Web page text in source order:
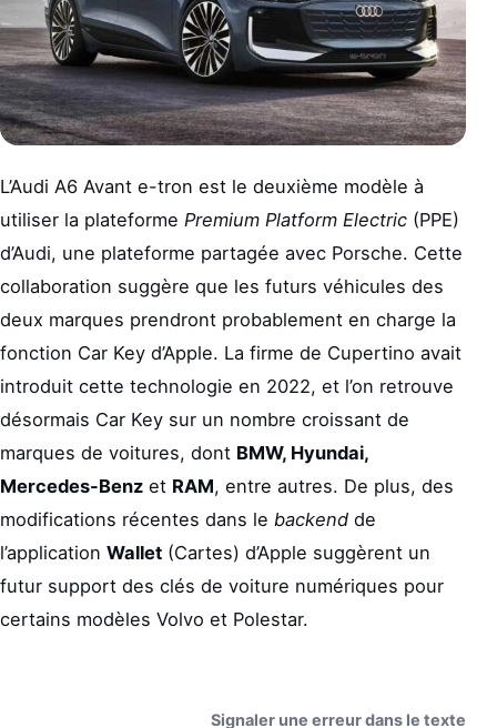
L’Audi A6 Avant e-tron est le deuxième modèle à
utiliser la plateforme Premium Platform Electric (PPE)
d’Audi, une plateforme partagée avec Porsche. Cette
collaboration suggère que les futurs véhicules des
deux marques prendront probablement en charge la
fonction Car Key d’Apple. La firme de Cupertino avait
introduit cette technologie en 2022, et l’on retrouve
désormais Car Key sur un nombre croissant de
marques de voitures, dont BMW, Hyundai,
Mercedes-Benz et RAM, entre autres. De plus, des
modifications récentes dans le backend de
l’application Wallet (Cartes) d’Apple suggèrent un
futur support des clés de voiture numériques pour
certains modèles Volvo et Polestar.
Signaler une erreur dans le texte